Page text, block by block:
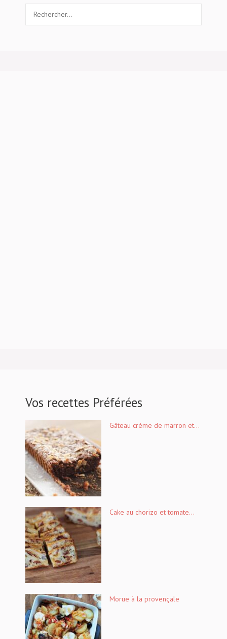
Vos recettes Préférées
Gâteau crème de marron et...
Cake au chorizo et tomate...
Morue à la provençale